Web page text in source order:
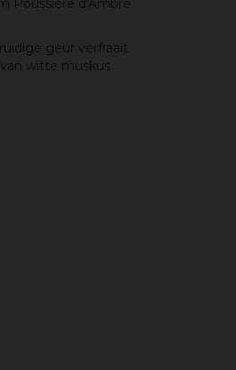
Poussière d'Ambre
geur verfraait
witte muskus